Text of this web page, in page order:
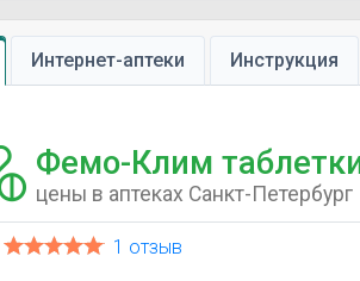
Интернет-аптеки Инструкция
Фемо-Клим
цены в аптеках Санкт-Петербург
1 отзыв